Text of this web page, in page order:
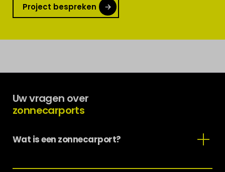
Project bespreken
Uw vragen over
zonnecarports
Wat is een zonnecarport?